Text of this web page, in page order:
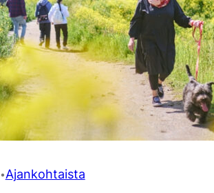
•Ajankohtaista